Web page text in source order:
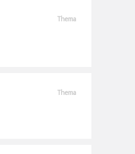
Thema
Thema